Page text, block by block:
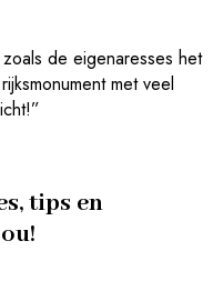
de eigenaresses het
met veel
tips en